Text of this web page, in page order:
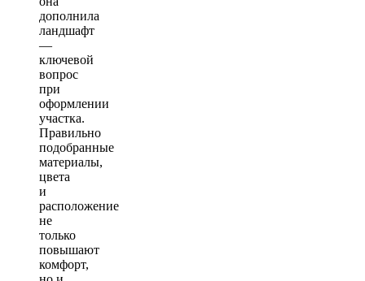
дополнила
ландшафт
—
ключевой
вопрос
при
оформлении
участка.
Правильно
подобранные
материалы,
цвета
и
расположение
не
только
повышают
комфорт,